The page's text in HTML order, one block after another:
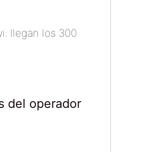
llegan los 300
del operador